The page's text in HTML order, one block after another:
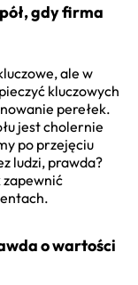
gdy firma
ale w
kluczowych
perełek.
jest cholernie
po przejęciu
ludzi, prawda?
zapewnić
o wartości